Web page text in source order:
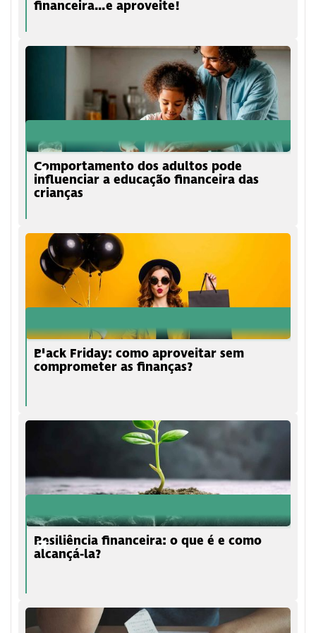
financeira...e aproveite!
Comportamento dos adultos pode
influenciar a educação financeira das
crianças
Black Friday: como aproveitar sem
comprometer as finanças?
Resiliência financeira: o que é e como
alcançá-la?